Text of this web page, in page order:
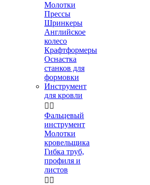
Молотки
Прессы
Шринкеры
Английское
колесо
Крафтформеры
Оснастка
станков для
формовки
Инструмент
для кровли
 
Фальцевый
инструмент
Молотки
кровельщика
Гибка труб,
профиля и
листов
 